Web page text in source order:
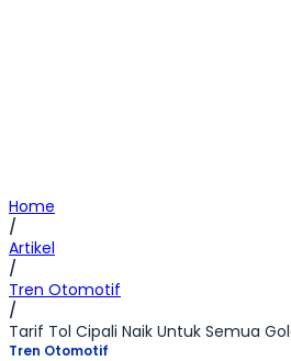
Home
/
Artikel
/
Tren Otomotif
/
Tren Otomotif